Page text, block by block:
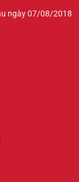
ngày 07/08/2018